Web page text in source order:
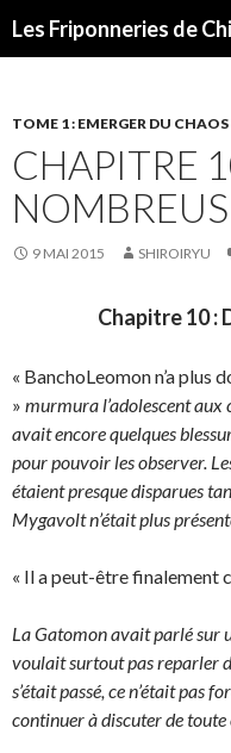
Les Friponneries de
TOME 1 : EMERGER DU CHAOS
CHAPITRE
9 MAI 2015 SHIROIRYU
Chapitre 10 :
« BanchoLeomon n’a plus
» murmura l’adolescent
avait encore quelques
pour pouvoir les observer.
étaient presque disparues
Mygavolt n’était plus
« Il a peut-être finalement
La Gatomon avait parlé sur
voulait surtout pas reparler
s’était passé, ce n’était pas
continuer à discuter de